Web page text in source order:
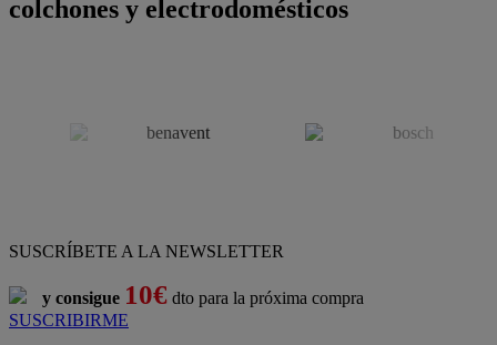
colchones y electrodomésticos
SUSCRÍBETE A LA NEWSLETTER
y consigue 10€ dto para la próxima compra
SUSCRIBIRME